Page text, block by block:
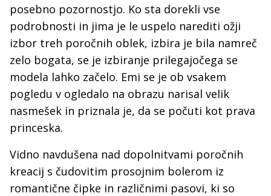
posebno pozornostjo. Ko sta dorekli vse
podrobnosti in jima je le uspelo narediti ožji
izbor treh poročnih oblek, izbira je bila namreč
zelo bogata, se je izbiranje prilegajočega se
modela lahko začelo. Emi se je ob vsakem
pogledu v ogledalo na obrazu narisal velik
nasmešek in priznala je, da se počuti kot prava
princeska.
Vidno navdušena nad dopolnitvami poročnih
kreacij s čudovitim prosojnim bolerom iz
romantične čipke in različnimi pasovi, ki so